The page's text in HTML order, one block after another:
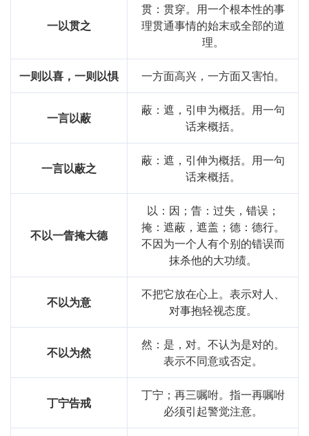
一以贯之
贯：贯穿。用一个根本性的事
理贯通事情的始末或全部的道
理。
一则以喜，一则以惧 一方面高兴，一方面又害怕。
一言以蔽
蔽：遮，引申为概括。用一句
话来概括。
一言以蔽之
蔽：遮，引伸为概括。用一句
话来概括。
不以一眚掩大德
以：因；眚：过失，错误；
掩：遮蔽，遮盖；德：德行。
不因为一个人有个别的错误而
抹杀他的大功绩。
不以为意
不把它放在心上。表示对人、
对事抱轻视态度。
不以为然
然：是，对。不认为是对的。
表示不同意或否定。
丁宁告戒
丁宁；再三嘱咐。指一再嘱咐
必须引起警觉注意。